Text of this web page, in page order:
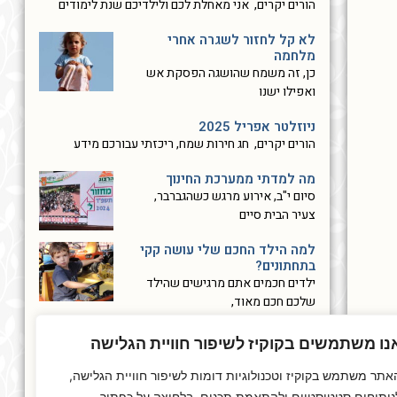
משתמשים בקוקיז לשיפור חוויית הגלישה
משתמש בקוקיז וטכנולוגיות דומות לשיפור חוויית הגלישה,
הורים יקרים, אני מאחלת לכם ולילדיכם שנת לימודים
לא קל לחזור לשגרה אחרי
מלחמה
כן, זה משמח שהושגה הפסקת אש
ואפילו ישנו
ניוזלטר אפריל 2025
הורים יקרים, חג חירות שמח, ריכזתי עבורכם מידע
מה למדתי ממערכת החינוך
סיום י"ב, אירוע מרגש כשהגברבר,
צעיר הבית סיים
למה הילד החכם שלי עושה קקי
בתחתונים?
ילדים חכמים אתם מרגישים שהילד
שלכם חכם מאוד,
ניוזלטר נובמבר 2024
ניוזלטר נובמבר 2024 הורים יקרים, כבר יותר משנה
« הקודם 1
2
3
4
5 הבא »